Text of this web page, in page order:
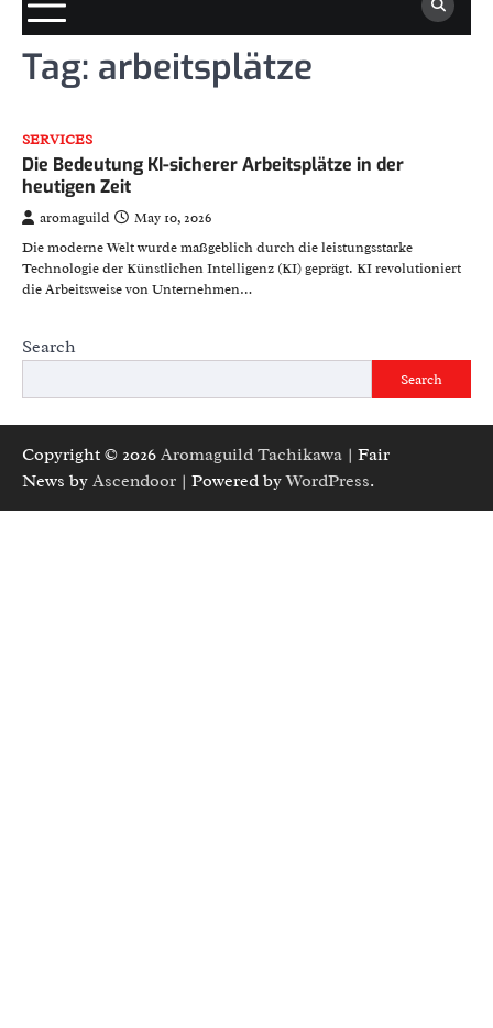
Tag: arbeitsplätze
SERVICES
Die Bedeutung KI-sicherer Arbeitsplätze in der
heutigen Zeit
aromaguild
May 10, 2026
Die moderne Welt wurde maßgeblich durch die leistungsstarke
Technologie der Künstlichen Intelligenz (KI) geprägt. KI revolutioniert
die Arbeitsweise von Unternehmen…
Search
Search
Copyright © 2026 Aromaguild Tachikawa | Fair
News by Ascendoor | Powered byWordPress.